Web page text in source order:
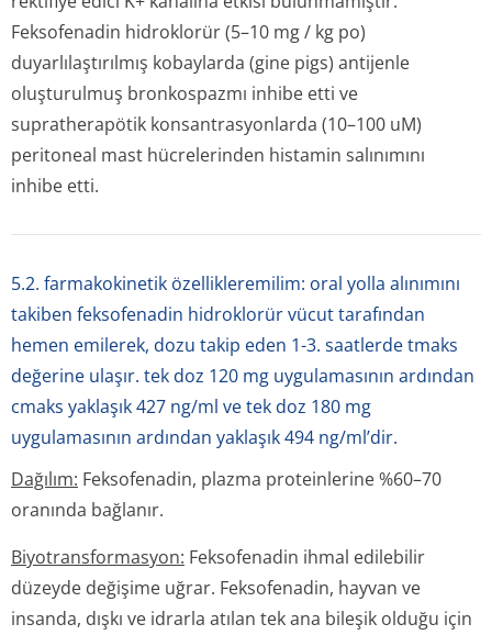
Feksofenadin hidroklorür (5–10 mg / kg po)
duyarlılaştırılmış kobaylarda (gine pigs) antijenle
oluşturulmuş bronkospazmı inhibe etti ve
supratherapötik konsantrasyonlarda (10–100 uM)
peritoneal mast hücrelerinden histamin salınımını
inhibe etti.
5.2. farmakokinetik özellikleremilim: oral yolla alınımını
takiben feksofenadin hidroklorür vücut tarafından
hemen emilerek, dozu takip eden 1-3. saatlerde tmaks
değerine ulaşır. tek doz 120 mg uygulamasının ardından
cmaks yaklaşık 427 ng/ml ve tek doz 180 mg
uygulamasının ardından yaklaşık 494 ng/ml’dir.
Dağılım: Feksofenadin, plazma proteinlerine %60–70
oranında bağlanır.
Biyotransforma­syon: Feksofenadin ihmal edilebilir
düzeyde değişime uğrar. Feksofenadin, hayvan ve
insanda, dışkı ve idrarla atılan tek ana bileşik olduğu için